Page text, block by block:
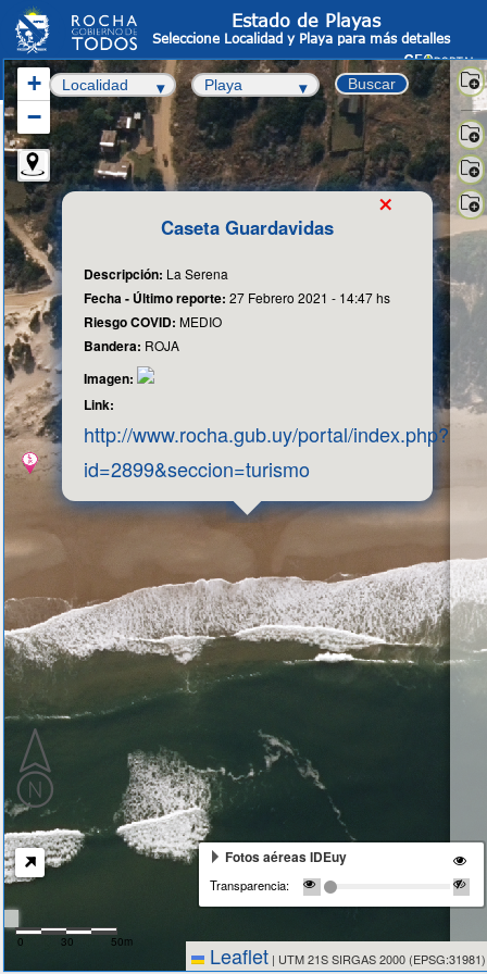
Estado de Playas
Seleccione Localidad y Playa para más detalles
Buscar
Caseta Guardavidas
Descripción: La Serena
Fecha - Último reporte:27 Febrero 2021 - 14:47 hs
Riesgo COVID:MEDIO
Bandera: ROJA
Imagen:
Link:
http://www.rocha.gub.uy/portal/index.php?
id=2899&seccion=turismo
×
+
−
-
0 30 50m
Fotos aéreas IDEuy
Transparencia:
Leaflet | UTM 21S SIRGAS 2000 (EPSG:31981)